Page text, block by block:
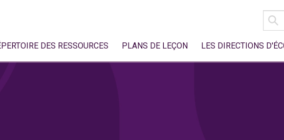
FOR:
DES RESSOURCES PLANS DE LEÇON LES DIRECTIONS